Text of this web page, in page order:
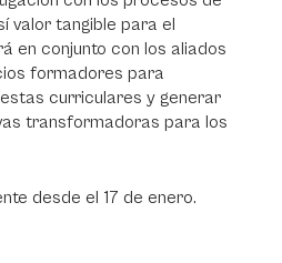
valor tangible para el
en conjunto con los aliados
formadores para
curriculares y generar
transformadoras para los
desde el 17 de enero.